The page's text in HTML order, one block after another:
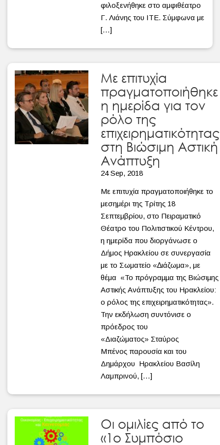
φιλοξενήθηκε στο αμφιθέατρο
Γ. Λιάνης του ΙΤΕ. Σύμφωνα με
[…]
Με επιτυχία
πραγματοποιήθηκε
η ημερίδα για τον
ρόλο της
επιχειρηματικότητας
στη Βιώσιμη Αστική
Ανάπτυξη
24 Sep, 2018
Με επιτυχία πραγματοποιήθηκε το
μεσημέρι της Τρίτης 18
Σεπτεμβρίου, στο Πειραματικό
Θέατρο του Πολιτιστικού Κέντρου,
η ημερίδα που διοργάνωσε ο
Δήμος Ηρακλείου σε συνεργασία
με το Σωματείο «∆ιάζωμα», με
θέμα «Το πρόγραµµα της Βιώσιµης
Αστικής Ανάπτυξης του Ηρακλείου:
ο ρόλος της επιχειρηματικότητας».
Την εκδήλωση συντόνισε ο
πρόεδρος του
«Διαζώματος» Σταύρος
Μπένος παρουσία και του
Δημάρχου Hρακλείου Βασίλη
Λαμπρινού, […]
Οι ομιλίες από το
«1ο Συμπόσιο